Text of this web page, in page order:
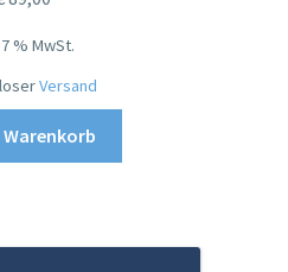
% MwSt.
Versand
Warenkorb